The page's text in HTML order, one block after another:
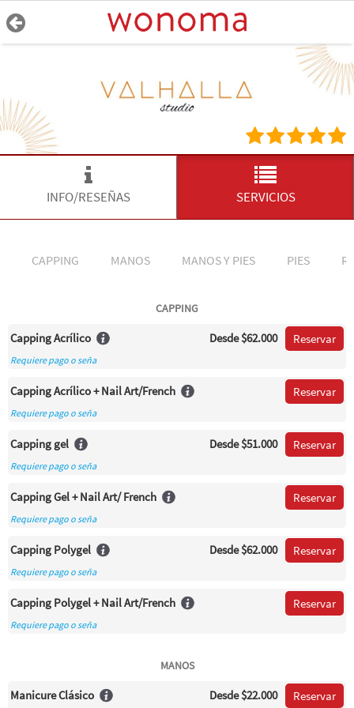
INFO/RESEÑAS SERVICIOS
CAPPING MANOS MANOS Y PIES PIES
CAPPING
Capping Acrílico Desde$62.000 Reservar
Requiere pago o seña
Capping Acrílico + Nail Art/French Reservar
Requiere pago o seña
Capping gel Desde$51.000 Reservar
Requiere pago o seña
Capping Gel + Nail Art/ French Reservar
Requiere pago o seña
Capping Polygel Desde$62.000 Reservar
Requiere pago o seña
Capping Polygel + Nail Art/French Reservar
Requiere pago o seña
MANOS
Manicure Clásico Desde$22.000 Reservar